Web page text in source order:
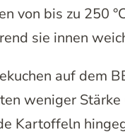
von bis zu 250
sie innen
auf dem
weniger
Kartoffeln